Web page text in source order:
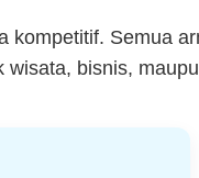
Semua
bisnis,